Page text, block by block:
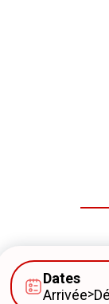
Dates
Arrivée>